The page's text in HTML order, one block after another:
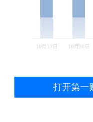
【资金流向】
打开第一